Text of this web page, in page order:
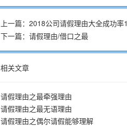
上一篇： 2018公司请假理由大全成功率
下一篇： 请假理由/借口之最
相关文章
请假理由之最牵强理由
请假理由之最无语理由
请假理由之偶尔请假能够理解